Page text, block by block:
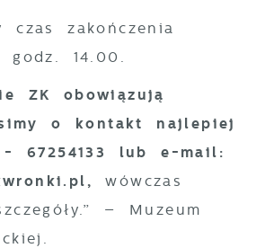
czas zakończenia
14.00.
ZK obowiązują
o kontakt najlepiej
67254133 lub e-mail:
wówczas
– Muzeum